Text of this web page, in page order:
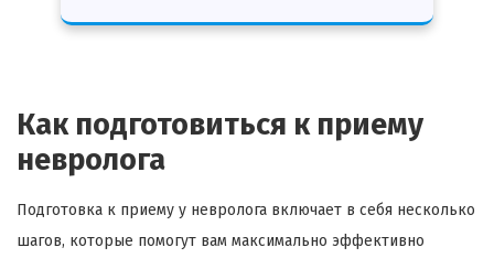
Как подготовиться к приему
невролога
Подготовка к приему у невролога включает в себя несколько
шагов, которые помогут вам максимально эффективно